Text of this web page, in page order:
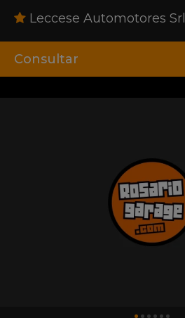
Leccese Automotores Srl
Consultar